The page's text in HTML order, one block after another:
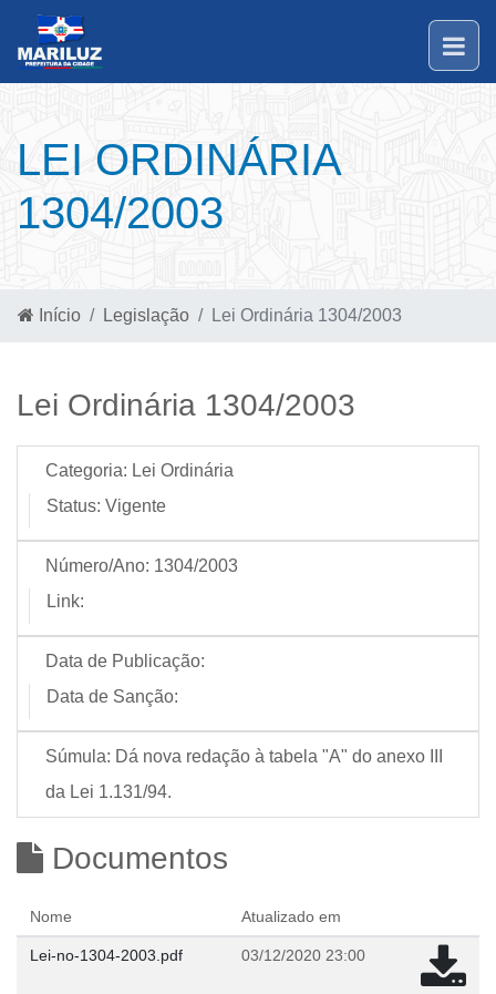
LEI ORDINÁRIA
1304/2003
Início Legislação Lei Ordinária 1304/2003
Lei Ordinária 1304/2003
Categoria: Lei Ordinária
Status: Vigente
Número/Ano: 1304/2003
Link:
Data de Publicação:
Data de Sanção:
Súmula: Dá nova redação à tabela "A" do anexo III
da Lei 1.131/94.
Documentos
Nome Atualizado em
Lei-no-1304-2003.pdf 03/12/2020 23:00